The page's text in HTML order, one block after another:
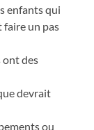
enfants qui
faire un pas
ont des
devrait
ou